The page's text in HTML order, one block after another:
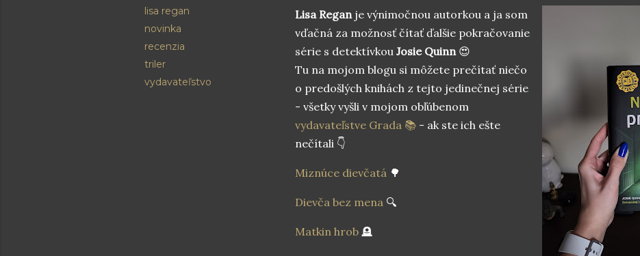
lisa regan
novinka
recenzia
triler
vydavateľstvo
Lisa Regan je výnimočnou autorkou a ja som
vďačná za možnosť čítať ďalšie pokračovanie
série s detektívkou Josie Quinn 😍
Tu na mojom blogu si môžete prečítať niečo
o predošlých knihách z tejto jedinečnej série
- všetky vyšli v mojom obľúbenom
vydavateľstve Grada 📚 - ak ste ich ešte
nečítali 👇
Miznúce dievčatá 🌳
Dievča bez mena 🔍
Matkin hrob 🪦